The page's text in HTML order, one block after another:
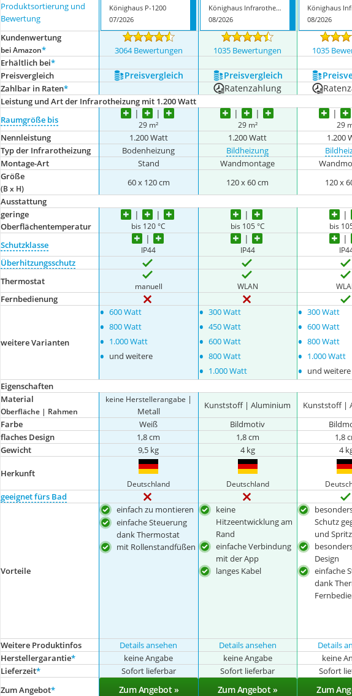
Produktsortierung und
Bewertung
Könighaus P-1200
07/2026
Könighaus Infrarotheizung Bildserie_P_1200_18
08/2026
08/2026
Kundenwertung
bei Amazon* 3064 Bewertungen 1035 Bewertungen 1035
Erhältlich bei*
Preis­vergleich
Preis­vergleich Preis­vergleich
Zahlbar in Raten* Ratenzahlung
Leistung und Art der Infrarotheizung mit 1.200 Watt
Raumgröße bis
29 m² 29 m² 29
Nennleistung 1.200 Watt 1.200 Watt 1.200
Typ der Infrarotheizung
Bodenheizung Bildheizung
Montage-Art
Stand Wandmontage
Größe
(B x H)
60 x 120 cm 120 x 60 cm 120 x
Ausstattung
geringe
Oberflächentemperatur
bis 120 °C bis 105 °C bis
Schutzklasse IP44 IP44
Überhitzungsschutz
Thermostat
manuell WLAN
Fernbedienung
weitere Varianten
• 600 Watt
• 800 Watt
• 1.000 Watt
• und weitere
• 300 Watt
• 450 Watt
• 600 Watt
• 800 Watt
• 1.000 Watt
• 300 Watt
• 600 Watt
• 800 Watt
• 1.000 Watt
• und weitere
Eigenschaften
Material
Oberfläche | Rahmen
keine Herstellerangabe |
Metall
Kunststoff | Aluminium Kunststoff |
Farbe
Weiß Bildmotiv
flaches Design
1,8 cm 1,8 cm 1,8
Gewicht
9,5 kg 4 kg 4
Herkunft
Deutschland Deutschland
geeignet fürs Bad
Vorteile
einfach zu montieren
einfache Steuerung
dank Thermostat
mit Rollenstandfüßen
keine
Hitzeentwicklung am
Rand
einfache Verbindung
mit der App
langes Kabel
Schutz
und
Design
einfache
dank
Weitere Produktinfos Details ansehen Details ansehen Details
Herstellergarantie* keine Angabe keine Angabe keine
Lieferzeit* Sofort lieferbar Sofort lieferbar Sofort
Zum Angebot* Zum Angebot » Zum Angebot » Zum